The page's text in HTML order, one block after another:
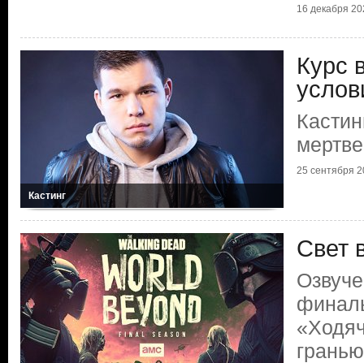
16 декабря
Кастинг
Курс
25 сентября
Свет